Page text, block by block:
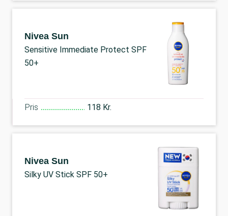
Nivea Sun
Sensitive Immediate Protect SPF
50+
Pris 118 Kr.
Nivea Sun
Silky UV Stick SPF 50+